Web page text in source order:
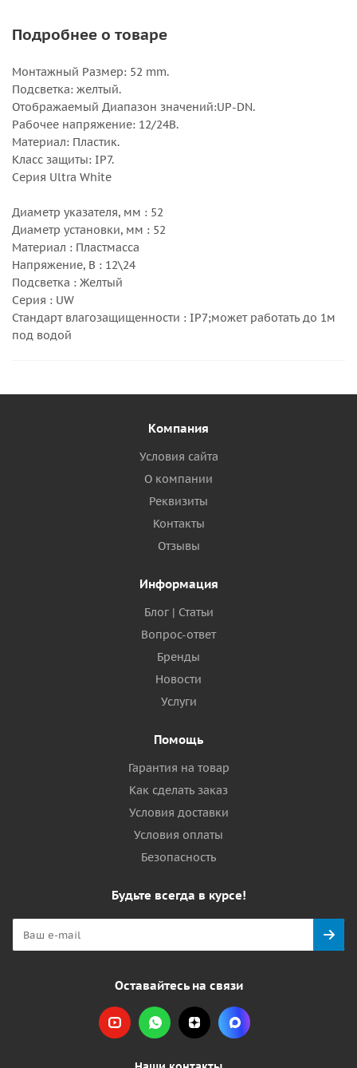
Подробнее о товаре
Монтажный Размер: 52 mm.
Подсветка: желтый.
Отображаемый Диапазон значений:UP-DN.
Рабочее напряжение: 12/24В.
Материал: Пластик.
Класс защиты: IP7.
Серия Ultra White
Диаметр указателя, мм : 52
Диаметр установки, мм : 52
Материал : Пластмасса
Напряжение, В : 12\24
Подсветка : Желтый
Серия : UW
Стандарт влагозащищенности : IP7;может работать до 1м
под водой
Компания
Условия сайта
О компании
Реквизиты
Контакты
Отзывы
Информация
Блог | Статьи
Вопрос-ответ
Бренды
Новости
Услуги
Помощь
Гарантия на товар
Как сделать заказ
Условия доставки
Условия оплаты
Безопасность
Будьте всегда в курсе!
Оставайтесь на связи